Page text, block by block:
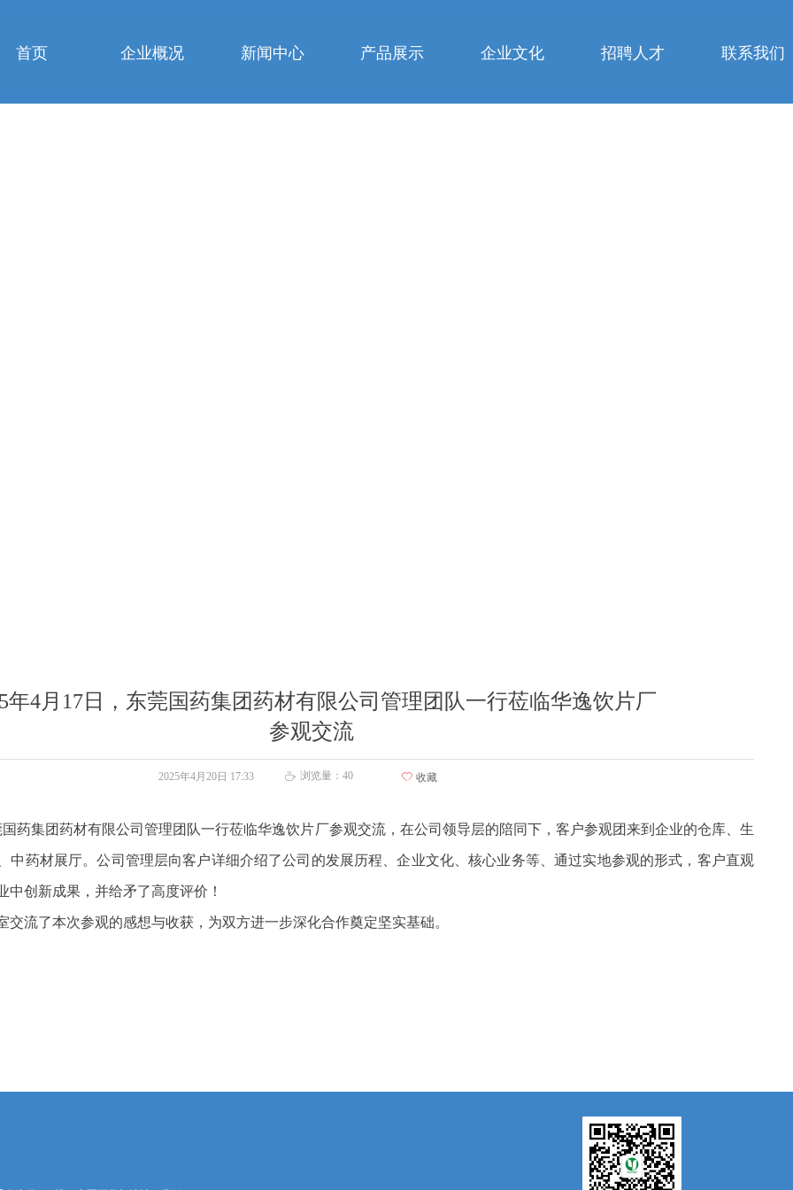
首页 企业概况 新闻中心 产品展示 企业文化 招聘人才 联系我们
年4月17日，东莞国药集团药材有限公司管理团队一行莅临华逸饮片厂
参观交流
药集团药材有限公司管理团队一行莅临华逸饮片厂参观交流， 在公司领导层的陪同下，客户参观团来到企业的仓库、生
中药材展厅。公司管理层向客户详细介绍了公司的发展历程、企业文化、核心业务等、通过实地参观的形式，客户直观
中创新成果，并给矛了高度评价！
交流了本次参观的感想与收获，为双方进一步深化合作奠定坚实基础。
2025年4月20日 17:33 ꄘ 浏览量： 40 ꄀ 收藏